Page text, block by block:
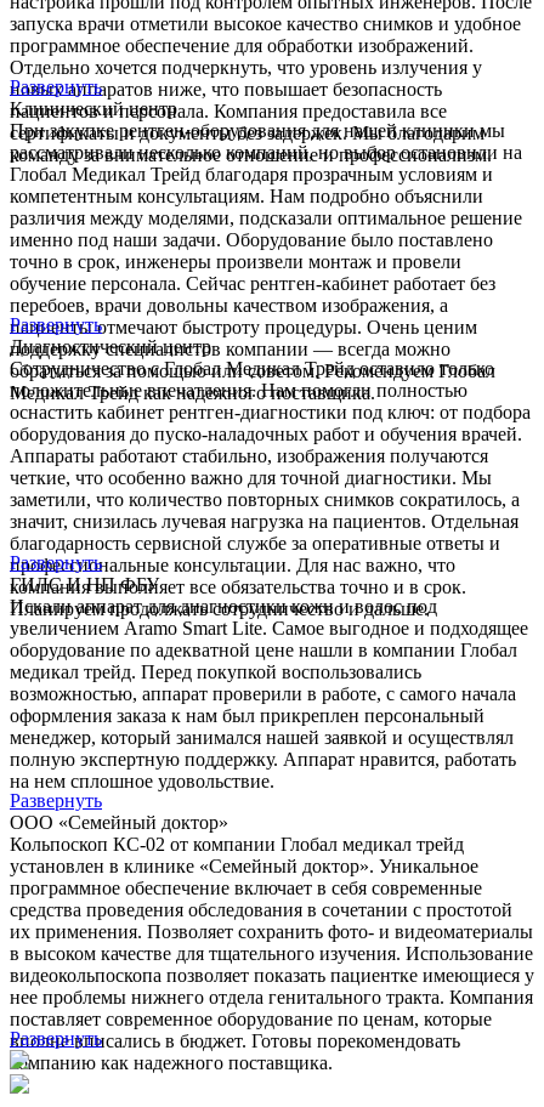
запуска врачи отметили высокое качество снимков и удобное
программное обеспечение для обработки изображений.
Отдельно хочется подчеркнуть, что уровень излучения у
новых аппаратов ниже, что повышает безопасность
пациентов и персонала. Компания предоставила все
сертификаты и документы без задержек. Мы благодарим
команду за внимательное отношение и профессионализм.
Развернуть
Клинический центр
При закупке рентген-оборудования для нашей клиники мы
рассматривали несколько компаний, но выбор остановили на
Глобал Медикал Трейд благодаря прозрачным условиям и
компетентным консультациям. Нам подробно объяснили
различия между моделями, подсказали оптимальное решение
именно под наши задачи. Оборудование было поставлено
точно в срок, инженеры произвели монтаж и провели
обучение персонала. Сейчас рентген-кабинет работает без
перебоев, врачи довольны качеством изображения, а
пациенты отмечают быстроту процедуры. Очень ценим
поддержку специалистов компании — всегда можно
обратиться за помощью или советом. Рекомендуем Глобал
Медикал Трейд как надежного поставщика.
Развернуть
Диагностический центр
Сотрудничество с Глобал Медикал Трейд оставило только
положительные впечатления. Нам помогли полностью
оснастить кабинет рентген-диагностики под ключ: от подбора
оборудования до пуско-наладочных работ и обучения врачей.
Аппараты работают стабильно, изображения получаются
четкие, что особенно важно для точной диагностики. Мы
заметили, что количество повторных снимков сократилось, а
значит, снизилась лучевая нагрузка на пациентов. Отдельная
благодарность сервисной службе за оперативные ответы и
профессиональные консультации. Для нас важно, что
компания выполняет все обязательства точно и в срок.
Планируем продолжать сотрудничество и дальше.
Развернуть
ГИЛС И НП ФБУ
Искали аппарат для диагностики кожи и волос под
увеличением Aramo Smart Lite. Самое выгодное и подходящее
оборудование по адекватной цене нашли в компании Глобал
медикал трейд. Перед покупкой воспользовались
возможностью, аппарат проверили в работе, с самого начала
оформления заказа к нам был прикреплен персональный
менеджер, который занимался нашей заявкой и осуществлял
полную экспертную поддержку. Аппарат нравится, работать
на нем сплошное удовольствие.
Развернуть
ООО «Семейный доктор»
Кольпоскоп КС-02 от компании Глобал медикал трейд
установлен в клинике «Семейный доктор». Уникальное
программное обеспечение включает в себя современные
средства проведения обследования в сочетании с простотой
их применения. Позволяет сохранить фото- и видеоматериалы
в высоком качестве для тщательного изучения. Использование
видеокольпоскопа позволяет показать пациентке имеющиеся у
нее проблемы нижнего отдела генитального тракта. Компания
поставляет современное оборудование по ценам, которые
вполне вписались в бюджет. Готовы порекомендовать
компанию как надежного поставщика.
Развернуть